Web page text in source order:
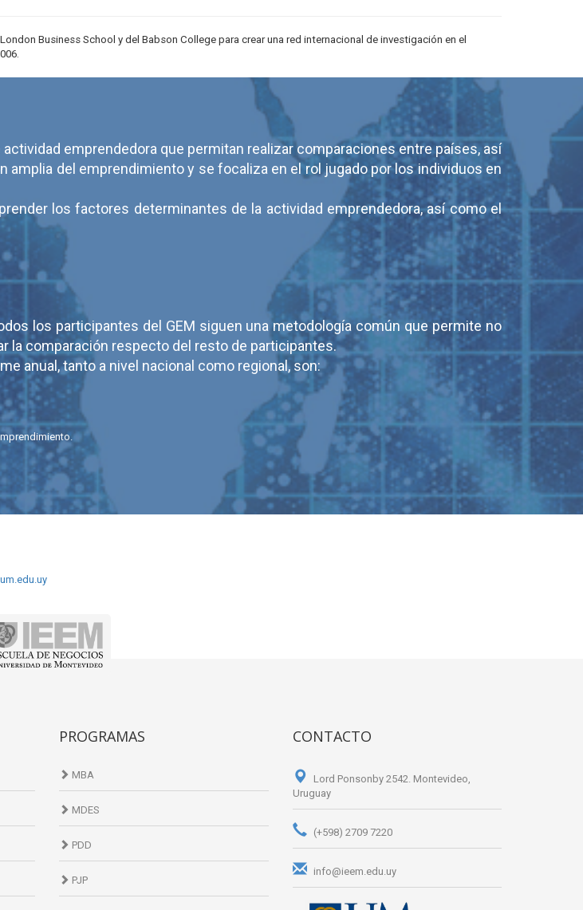
Business School y del Babson College para crear una red internacional de investigación en el
emprendedora que permitan realizar comparaciones entre países, así
amplia del emprendimiento y se focaliza en el rol jugado por los individuos en
los factores determinantes de la actividad emprendedora, así como el
los participantes del GEM siguen una metodología común que permite no
la comparación respecto del resto de participantes.
anual, tanto a nivel nacional como regional, son:
PROGRAMAS
MBA
MDES
PDD
PJP
CONTACTO
Lord Ponsonby 2542. Montevideo,
Uruguay
(+598) 2709 7220
info@ieem.edu.uy